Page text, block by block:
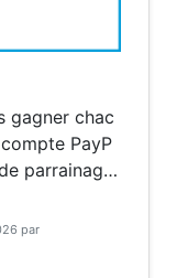
gagner chac
PayP
parrainage
les 30 j
lien ! Merc
par